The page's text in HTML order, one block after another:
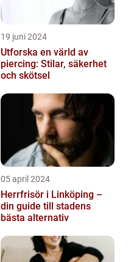
19 juni 2024
Utforska en värld av
piercing: Stilar, säkerhet
och skötsel
05 april 2024
Herrfrisör i Linköping –
din guide till stadens
bästa alternativ